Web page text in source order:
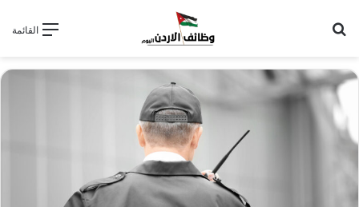
القائمة